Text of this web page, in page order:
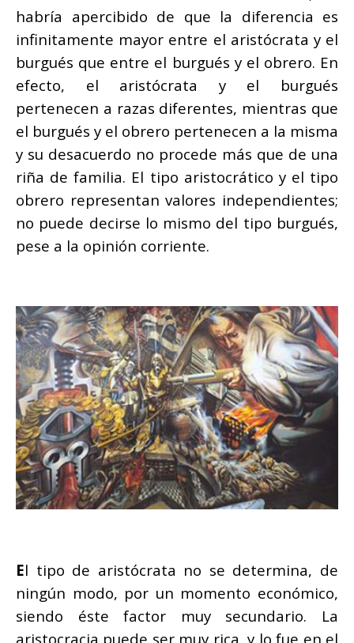
habría apercibido de que la diferencia es
infinitamente mayor entre el aristócrata y el
burgués que entre el burgués y el obrero. En
efecto, el aristócrata y el burgués
pertenecen a razas diferentes, mientras que
el burgués y el obrero pertenecen a la misma
y su desacuerdo no procede más que de una
riña de familia. El tipo aristocrático y el tipo
obrero representan valores independientes;
no puede decirse lo mismo del tipo burgués,
pese a la opinión corriente.
El tipo de aristócrata no se determina, de
ningún modo, por un momento económico,
siendo éste factor muy secundario. La
aristocracia puede ser muy rica, y lo fue en el